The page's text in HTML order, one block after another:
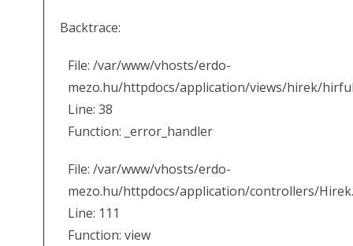
Backtrace:
File: /var/www/vhosts/erdo-
mezo.hu/httpdocs/application/views/hirek/
Line: 38
Function: _error_handler
File: /var/www/vhosts/erdo-
mezo.hu/httpdocs/application/controllers/
Line: 111
Function: view